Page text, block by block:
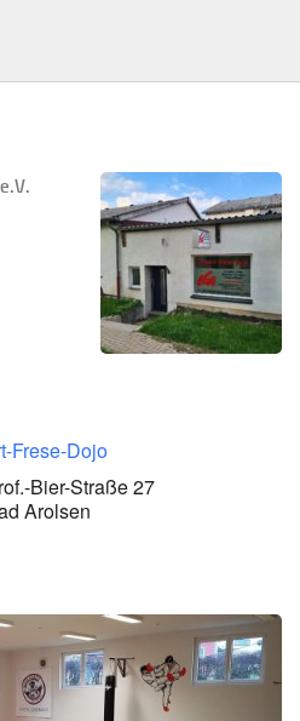
Frese-Dojo
Bier-Straße 27
Arolsen